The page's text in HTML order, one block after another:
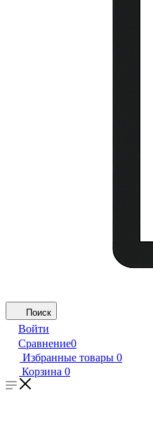
Поиск
Войти
Сравнение0
Избранные товары 0
Корзина 0